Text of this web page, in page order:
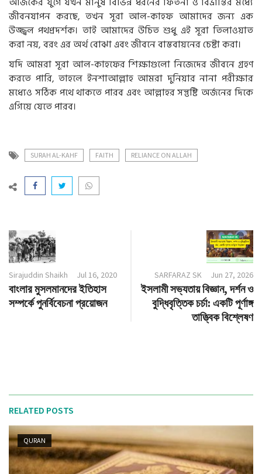
জীবনযাপন করছে, তখন সূরা আল-কাহফ আমাদের জন্য এক
উজ্জ্বল পথপ্রদর্শক। তাই আমাদের উচিত শুধু এই সূরা তিলাওয়াত
করা নয়, বরং এর অর্থ বোঝা এবং জীবনে বাস্তবায়নের চেষ্টা করা।
যদি আমরা সূরা আল-কাহফের শিক্ষাগুলো নিজেদের জীবনে গ্রহণ
করতে পারি, তাহলে ইনশাআল্লাহ আমরা দুনিয়ার নানা পরীক্ষার
মধ্যেও সঠিক পথে থাকতে পারব এবং আল্লাহর সন্তুষ্টি অর্জনের দিকে
এগিয়ে যেতে পারব।
SURAH AL-KAHF FAITH RELIANCE ON ALLAH
Sirajuddin Shaikh Jul 16, 2020
বাংলার মুসলমানদের ইতিহাস
সম্পর্কে পুনর্বিবেচনা প্রয়োজন
SARFARAZ SK Jun 27, 2026
ইসলামী সভ্যতায় বিজ্ঞান, দর্শন ও
বুদ্ধিবৃত্তিক চর্চা: একটি পূর্ণাঙ্গ
তাত্ত্বিক বিশ্লেষণ
RELATED POSTS
QURAN